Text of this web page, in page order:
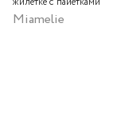
Miamelie